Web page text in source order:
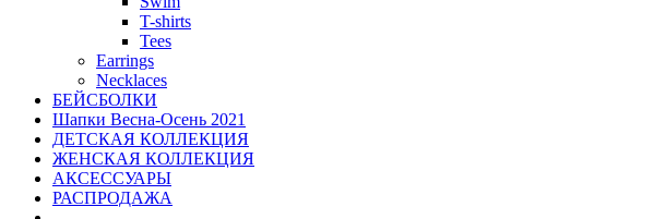
T-shirts
Tees
Earrings
Necklaces
БЕЙСБОЛКИ
Шапки Весна-Осень 2021
ДЕТСКАЯ КОЛЛЕКЦИЯ
ЖЕНСКАЯ КОЛЛЕКЦИЯ
АКСЕССУАРЫ
РАСПРОДАЖА